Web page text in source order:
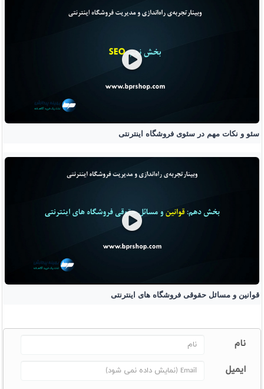
سئو و نکات مهم در سئوی فروشگاه اینترنتی
قوانین و مسائل حقوقی فروشگاه های اینترنتی
نام
ایمیل